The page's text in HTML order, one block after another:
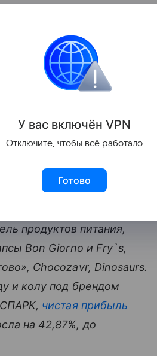
продуктов питания,
Bon Giorno и Fry`s,
Chocozavr, Dinosaurs.
и колу под брендом
чистая прибыль
на 42,87%, до
У вас включён VPN
Отключите, чтобы всё работало
Готово